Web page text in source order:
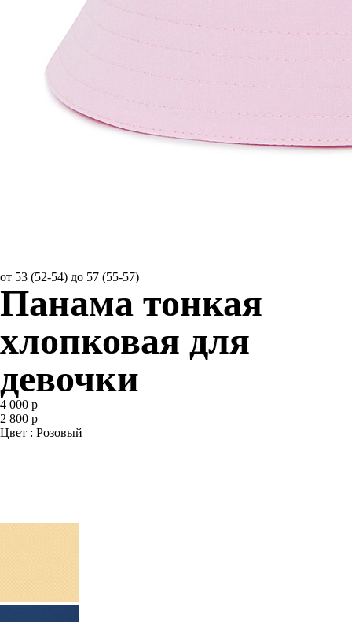
от 53 (52-54) до 57 (55-57)
Панама тонкая
хлопковая для
девочки
4 000 р
2 800 р
Цвет : Розовый